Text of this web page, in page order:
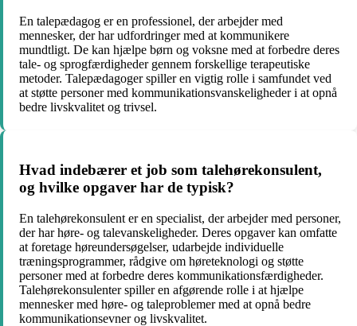
En talepædagog er en professionel, der arbejder med
mennesker, der har udfordringer med at kommunikere
mundtligt. De kan hjælpe børn og voksne med at forbedre deres
tale- og sprogfærdigheder gennem forskellige terapeutiske
metoder. Talepædagoger spiller en vigtig rolle i samfundet ved
at støtte personer med kommunikationsvanskeligheder i at opnå
bedre livskvalitet og trivsel.
Hvad indebærer et job som talehørekonsulent,
og hvilke opgaver har de typisk?
En talehørekonsulent er en specialist, der arbejder med personer,
der har høre- og talevanskeligheder. Deres opgaver kan omfatte
at foretage høreundersøgelser, udarbejde individuelle
træningsprogrammer, rådgive om høreteknologi og støtte
personer med at forbedre deres kommunikationsfærdigheder.
Talehørekonsulenter spiller en afgørende rolle i at hjælpe
mennesker med høre- og taleproblemer med at opnå bedre
kommunikationsevner og livskvalitet.